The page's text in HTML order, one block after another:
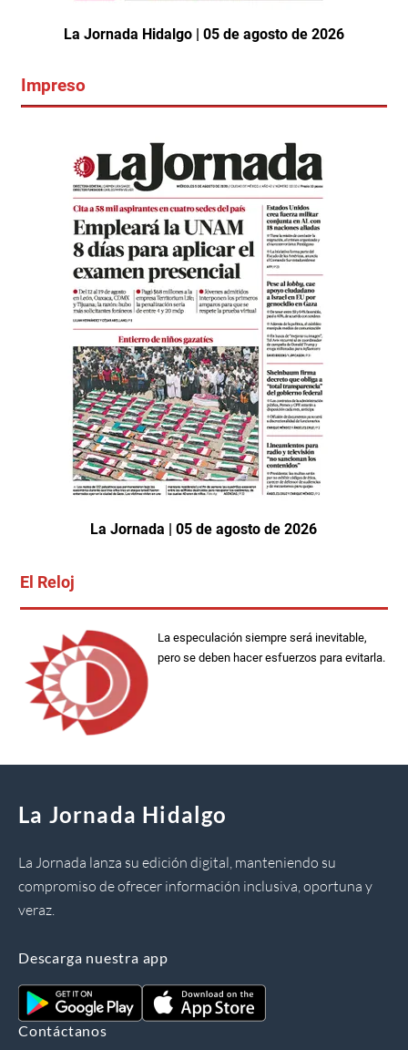
La Jornada Hidalgo | 05 de agosto de 2026
Impreso
La Jornada | 05 de agosto de 2026
El Reloj
La especulación siempre será inevitable,
pero se deben hacer esfuerzos para evitarla.
La Jornada Hidalgo
La Jornada lanza su edición digital, manteniendo su
compromiso de ofrecer información inclusiva, oportuna y
veraz.
Descarga nuestra app
Contáctanos